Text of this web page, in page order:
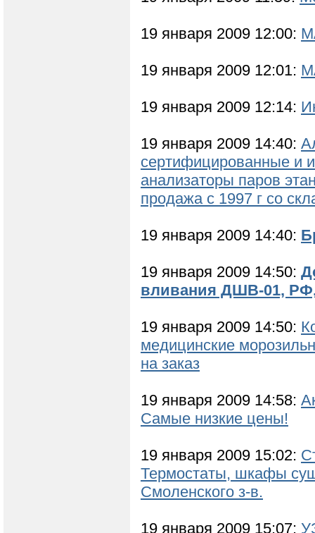
19 января 2009 12:00:
19 января 2009 12:01:
19 января 2009 12:14:
19 января 2009 14:40:
сертифицированные и
анализаторы паров
продажа с 1997 г со
19 января 2009 14:40:
19 января 2009 14:50:
вливания ДШВ-01, РФ,
19 января 2009 14:50:
медицинские
на заказ
19 января 2009 14:58:
Самые низкие цены!
19 января 2009 15:02:
Термостаты, шкафы
Смоленского з-в.
19 января 2009 15:07: